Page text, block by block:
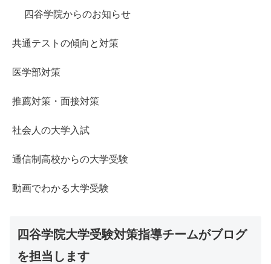
四谷学院からのお知らせ
共通テストの傾向と対策
医学部対策
推薦対策・面接対策
社会人の大学入試
通信制高校からの大学受験
動画でわかる大学受験
四谷学院大学受験対策指導チームがブログ
を担当します